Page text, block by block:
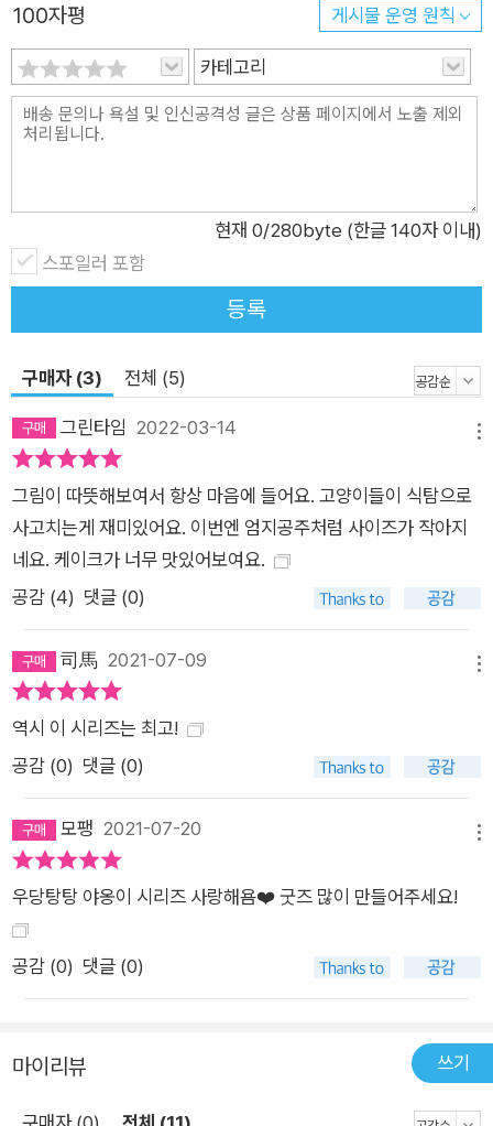
100자평 게시물 운영 원칙
카테고리
현재 0/280byte (한글 140자 이내)
스포일러 포함
등록
구매자 (3) 전체 (5)
그린타임 2022-03-14
그림이 따뜻해보여서 항상 마음에 들어요. 고양이들이 식탐으로
사고치는게 재미있어요. 이번엔 엄지공주처럼 사이즈가 작아지
네요. 케이크가 너무 맛있어보여요.
공감 (4) 댓글 (0)
司馬 2021-07-09
역시 이 시리즈는 최고!
공감 (0) 댓글 (0)
모팽 2021-07-20
우당탕탕 야옹이 시리즈 사랑해욤❤️ 굿즈 많이 만들어주세요!
공감 (0) 댓글 (0)
마이리뷰 쓰기